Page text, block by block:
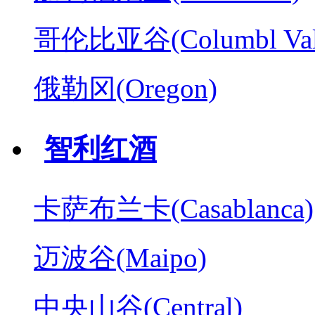
哥伦比亚谷(Columbl
俄勒冈(Oregon)
智利红酒
卡萨布兰卡(Casablanca)
迈波谷(Maipo)
中央山谷(Central)